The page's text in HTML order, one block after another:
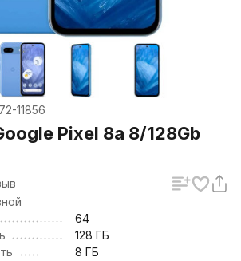
11856
Pixel 8a 8/128Gb
64
128 ГБ
8 ГБ